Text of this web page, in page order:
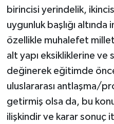
birincisi yerindelik,
uygunluk başlığı
özellikle muhalefet
alt yapı eksikliklerine ve
değinerek eğitimde
uluslararası antlaşma/
getirmiş olsa da, bu
ilişkindir ve karar sonuç